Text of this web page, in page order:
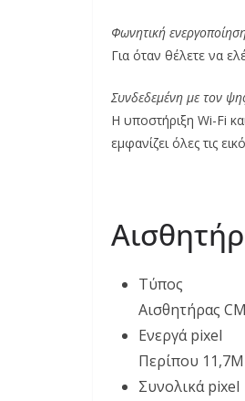
Φωνητική
Για όταν θέλετε να
Συνδεδεμένη με τον
Η υποστήριξη Wi-Fi
εμφανίζει όλες τις
Τύπος
Αισθητήρας
Ενεργά pixel
Περίπου
Συνολικά pixel